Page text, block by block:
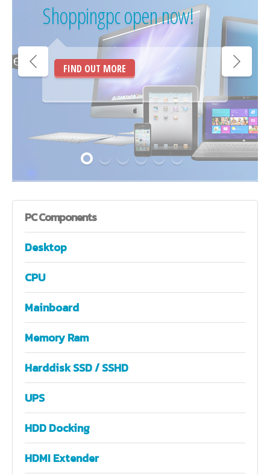
Shoppingpc open now!
FIND OUT MORE
PCComponents
Desktop
CPU
Mainboard
Memory Ram
Harddisk SSD / SSHD
UPS
HDD Docking
HDMI Extender